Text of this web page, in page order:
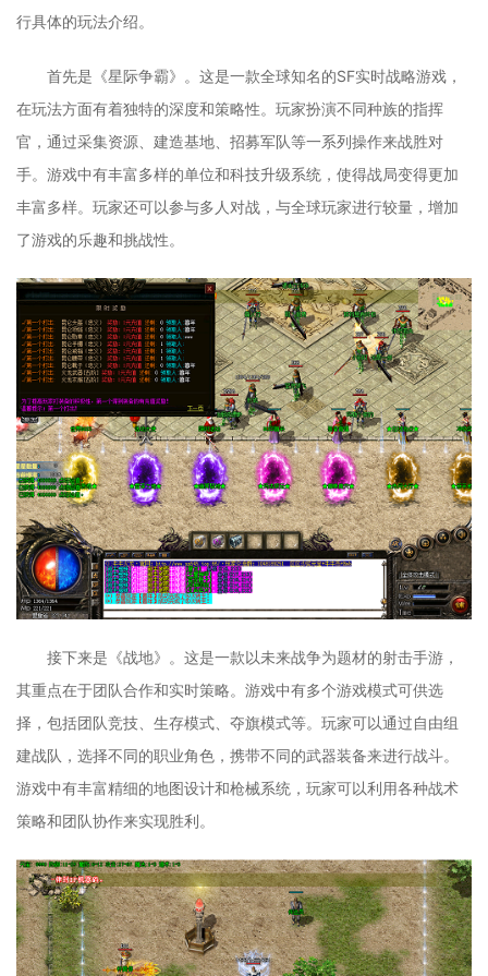
行具体的玩法介绍。
首先是《星际争霸》。这是一款全球知名的SF实时战略游戏，
在玩法方面有着独特的深度和策略性。玩家扮演不同种族的指挥
官，通过采集资源、建造基地、招募军队等一系列操作来战胜对
手。游戏中有丰富多样的单位和科技升级系统，使得战局变得更加
丰富多样。玩家还可以参与多人对战，与全球玩家进行较量，增加
了游戏的乐趣和挑战性。
接下来是《战地》。这是一款以未来战争为题材的射击手游，
其重点在于团队合作和实时策略。游戏中有多个游戏模式可供选
择，包括团队竞技、生存模式、夺旗模式等。玩家可以通过自由组
建战队，选择不同的职业角色，携带不同的武器装备来进行战斗。
游戏中有丰富精细的地图设计和枪械系统，玩家可以利用各种战术
策略和团队协作来实现胜利。